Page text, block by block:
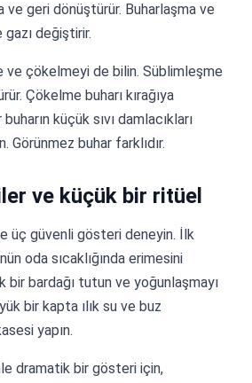
ve geri dönüştürür. Buharlaşma ve
gazı değiştirir.
ve çökelmeyi de bilin. Süblimleşme
Çökelme buharı kırağıya
küçük sıvı damlacıkları
Görünmez buhar farklıdır.
ve küçük bir ritüel
üç güvenli gösteri deneyin. İlk
oda sıcaklığında erimesini
bir bardağı tutun ve yoğunlaşmayı
bir kapta ılık su ve buz
yapın.
dramatik bir gösteri için,